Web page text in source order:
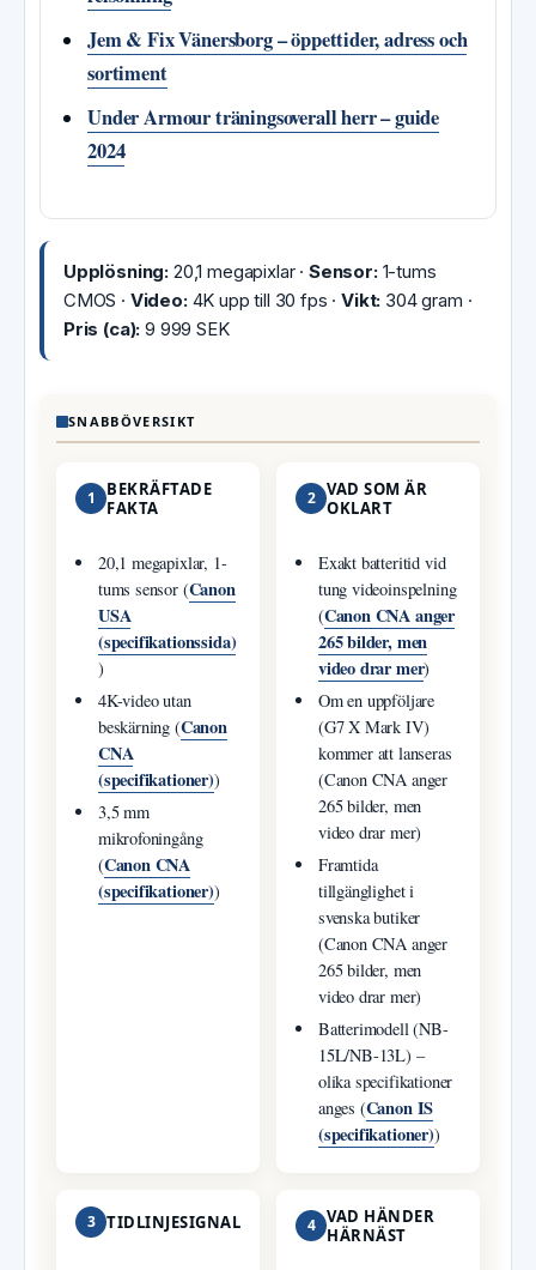
Jem & Fix Vänersborg – öppettider, adress och
sortiment
Under Armour träningsoverall herr – guide
2024
Upplösning: 20,1 megapixlar · Sensor:1-tums
CMOS · Video:4K upp till 30 fps ·Vikt: 304 gram ·
Pris (ca): 9 999 SEK
SNABBÖVERSIKT
1
BEKRÄFTADE
FAKTA
20,1 megapixlar, 1-
tums sensor (Canon
USA
(specifikationssida)
)
4K-video utan
beskärning (Canon
CNA
(specifikationer))
3,5 mm
mikrofoningång
(Canon CNA
(specifikationer))
2 VAD SOM ÄR
OKLART
Exakt batteritid vid
tung videoinspelning
(Canon CNA anger
265 bilder, men
video drar mer)
Om en uppföljare
(G7 X Mark IV)
kommer att lanseras
(Canon CNA anger
265 bilder, men
video drar mer)
Framtida
tillgänglighet i
svenska butiker
(Canon CNA anger
265 bilder, men
video drar mer)
Batterimodell (NB-
15L/NB-13L) –
olika specifikationer
anges (Canon IS
(specifikationer))
3 TIDLINJESIGNAL 4 VAD HÄNDER
HÄRNÄST